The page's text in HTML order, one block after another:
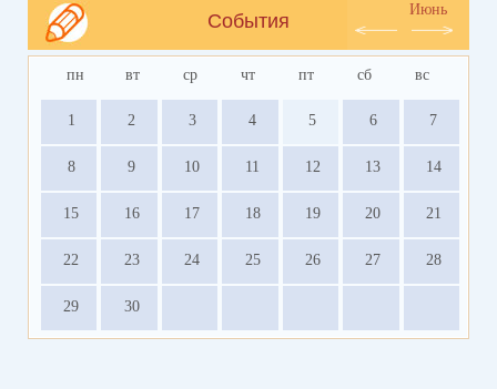
События
Июнь
пн вт ср чт пт сб вс
1 2 3 4 5 6 7
8 9 10 11 12 13 14
15 16 17 18 19 20 21
22 23 24 25 26 27 28
29 30